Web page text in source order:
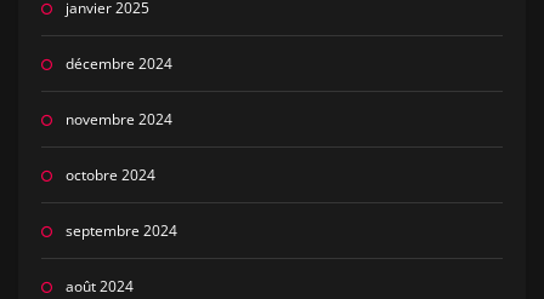
janvier 2025
décembre 2024
novembre 2024
octobre 2024
septembre 2024
août 2024